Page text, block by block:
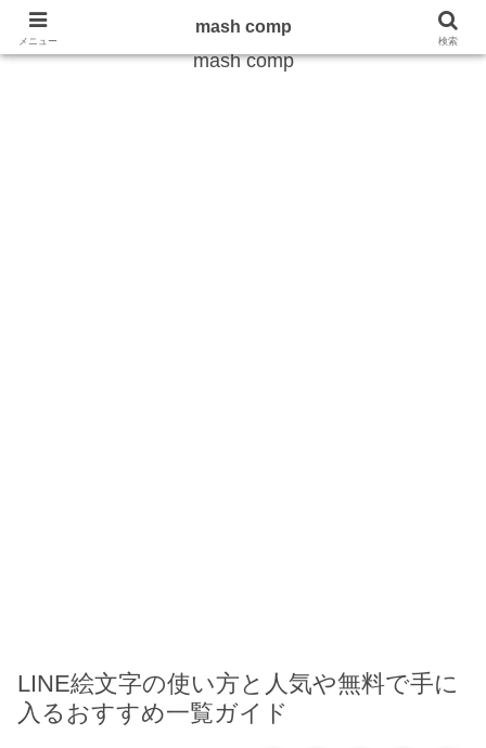
mash comp
LINE絵文字の使い方と人気や無料で手に
入るおすすめ一覧ガイド
メニュー
mash comp
検索